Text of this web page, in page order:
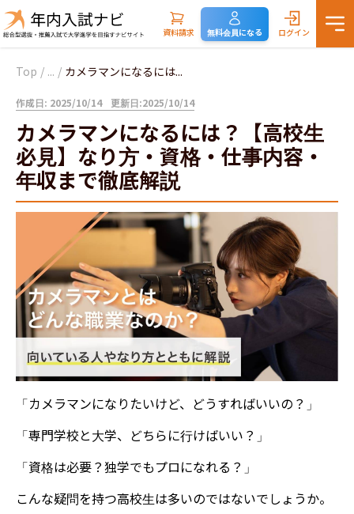
資料請求 無料会員になる ログイン
Top / ... / カメラマンになるには...
作成日: 2025/10/14 更新日:2025/10/14
カメラマンになるには？【高校生
必見】なり方・資格・仕事内容・
年収まで徹底解説
「カメラマンになりたいけど、どうすればいいの？」
「専門学校と大学、どちらに行けばいい？」
「資格は必要？独学でもプロになれる？」
こんな疑問を持つ高校生は多いのではないでしょうか。